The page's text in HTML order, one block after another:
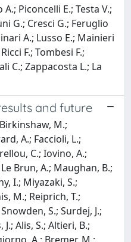
Piconcelli E.; Testa V.;
G.; Cresci G.; Feruglio
A.; Lusso E.; Mainieri
F.; Tombesi F.;
C.; Zappacosta L.; La
and future
M.;
A.; Faccioli, L.;
C.; Iovino, A.;
Brun, A.; Maughan, B.;
I.; Miyazaki, S.;
M.; Reiprich, T.;
S.; Surdej, J.;
Alis, S.; Altieri, B.;